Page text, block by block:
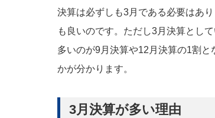
決算は必ずしも3月である必要はあ
も良いのです。ただし3月決算とし
多いのが9月決算や12月決算の1割
かが分かります。
3月決算が多い理由